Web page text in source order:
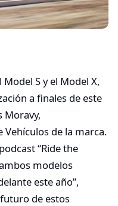
S y el Model X,
a finales de este
Moravy,
de la marca.
“Ride the
modelos
este año”,
de estos